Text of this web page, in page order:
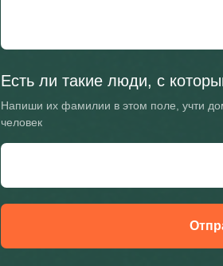
Есть ли такие люди, с
Напиши их фамилии в этом поле, учти
человек